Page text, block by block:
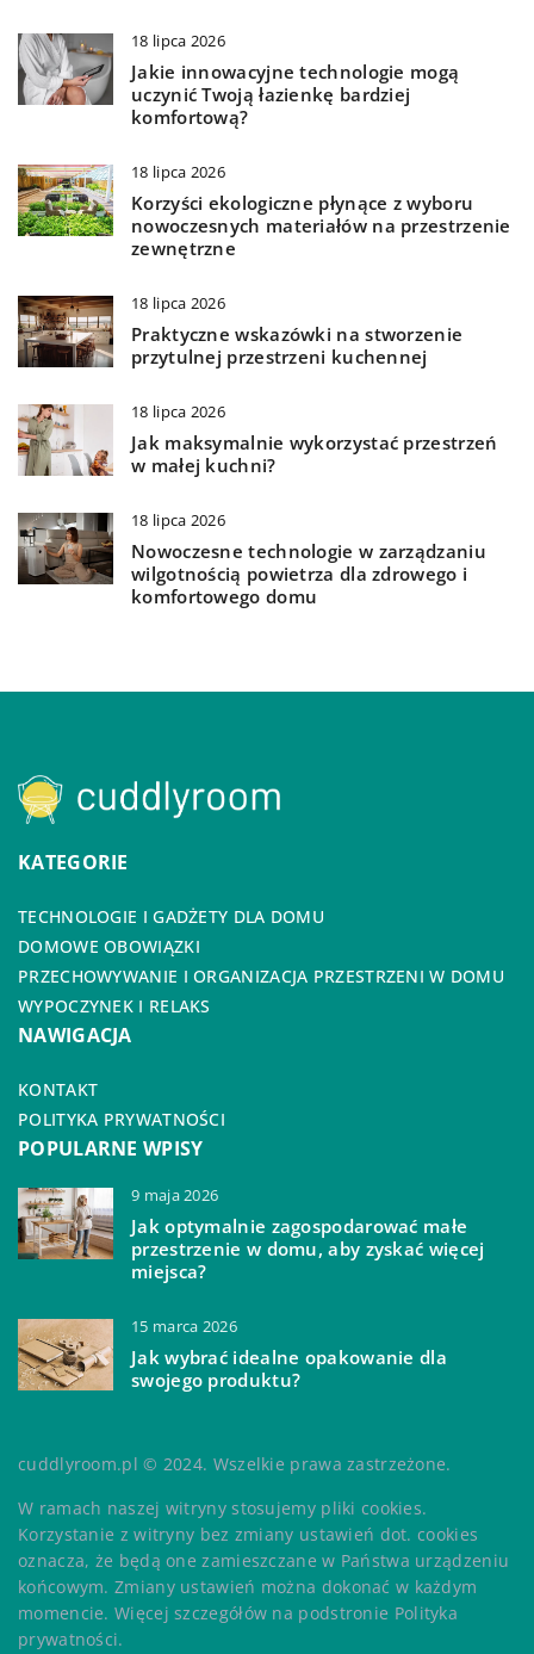
18 lipca 2026
Jakie innowacyjne technologie mogą
uczynić Twoją łazienkę bardziej
komfortową?
18 lipca 2026
Korzyści ekologiczne płynące z wyboru
nowoczesnych materiałów na przestrzenie
zewnętrzne
18 lipca 2026
Praktyczne wskazówki na stworzenie
przytulnej przestrzeni kuchennej
18 lipca 2026
Jak maksymalnie wykorzystać przestrzeń
w małej kuchni?
18 lipca 2026
Nowoczesne technologie w zarządzaniu
wilgotnością powietrza dla zdrowego i
komfortowego domu
KATEGORIE
TECHNOLOGIE I GADŻETY DLA DOMU
DOMOWE OBOWIĄZKI
PRZECHOWYWANIE I ORGANIZACJA PRZESTRZENI W DOMU
WYPOCZYNEK I RELAKS
NAWIGACJA
KONTAKT
POLITYKA PRYWATNOŚCI
POPULARNE WPISY
9 maja 2026
Jak optymalnie zagospodarować małe
przestrzenie w domu, aby zyskać więcej
miejsca?
15 marca 2026
Jak wybrać idealne opakowanie dla
swojego produktu?
cuddlyroom.pl © 2024. Wszelkie prawa zastrzeżone.
W ramach naszej witryny stosujemy pliki cookies.
Korzystanie z witryny bez zmiany ustawień dot. cookies
oznacza, że będą one zamieszczane w Państwa urządzeniu
końcowym. Zmiany ustawień można dokonać w każdym
momencie. Więcej szczegółów na podstronie Polityka
prywatności.